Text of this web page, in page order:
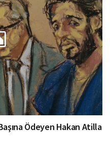
Ödeyen Hakan Atilla